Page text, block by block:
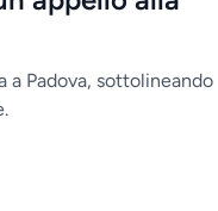
a Padova, sottolineando